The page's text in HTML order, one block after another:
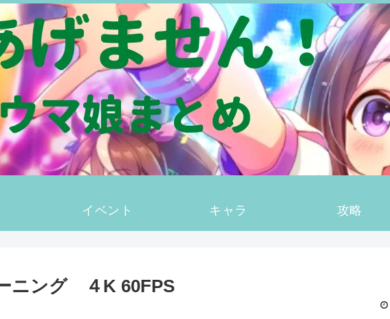
イベント キャラ 攻略
ニング ４K 60FPS